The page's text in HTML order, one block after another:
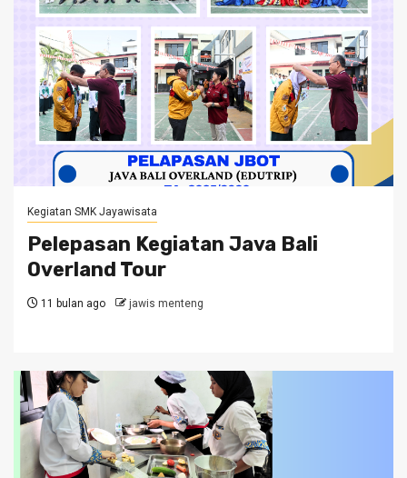
Kegiatan SMK Jayawisata
Pelepasan Kegiatan Java Bali
Overland Tour
11 bulan ago jawis menteng